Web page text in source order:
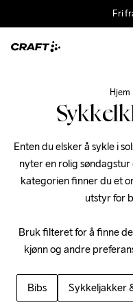
Fri
Hjem
Enten du elsker å sykle i
nyter en rolig
kategorien finner du et
utstyr for
Bruk filteret for å finne
kjønn og andre
Bibs Sykkeljakker